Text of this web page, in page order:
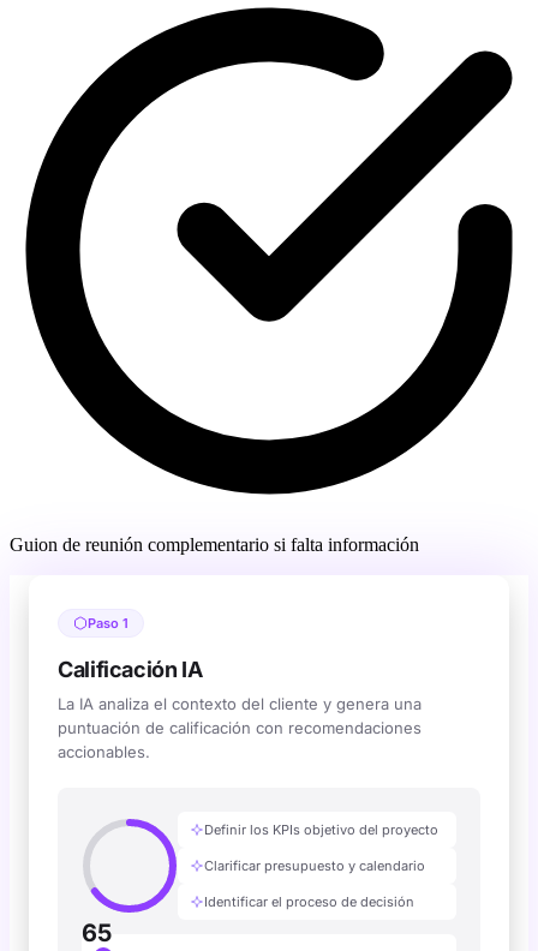
Guion de reunión complementario si falta información
Paso 1
Calificación IA
La IA analiza el contexto del cliente y genera una
puntuación de calificación con recomendaciones
accionables.
65
Definir los KPIs objetivo del proyecto
Clarificar presupuesto y calendario
Identificar el proceso de decisión
Simulación interactiva de